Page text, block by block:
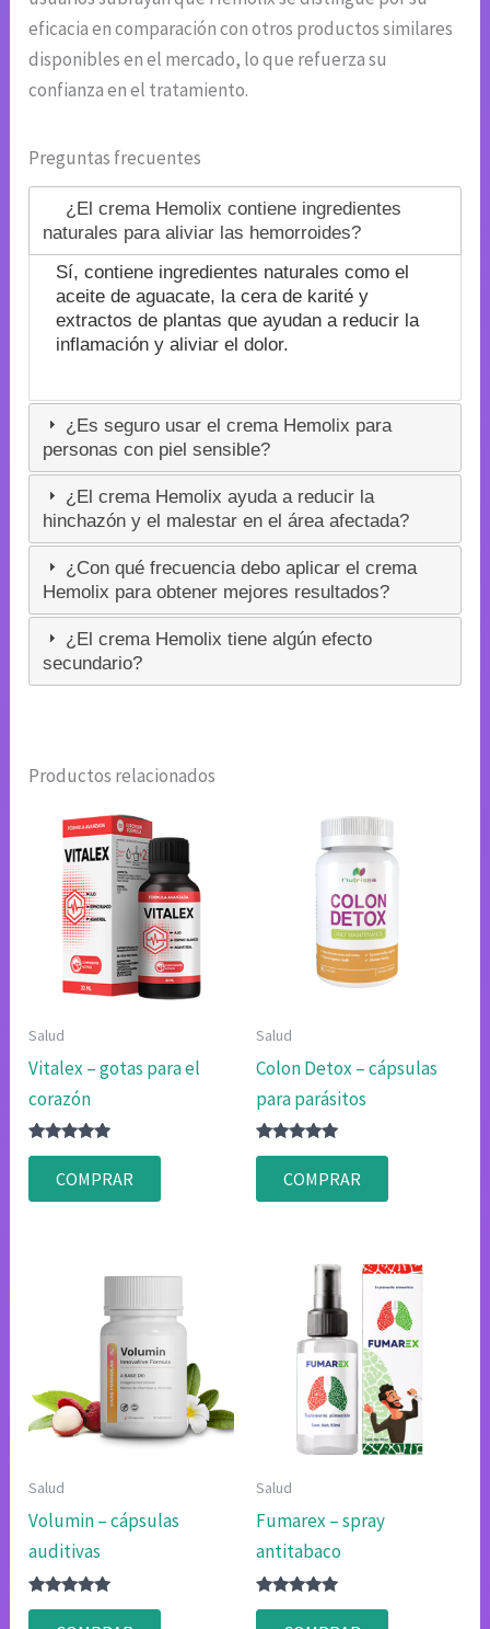
eficacia en comparación con otros productos similares
disponibles en el mercado, lo que refuerza su
confianza en el tratamiento.
Preguntas frecuentes
¿El crema Hemolix contiene ingredientes
naturales para aliviar las hemorroides?
Sí, contiene ingredientes naturales como el
aceite de aguacate, la cera de karité y
extractos de plantas que ayudan a reducir la
inflamación y aliviar el dolor.
¿Es seguro usar el crema Hemolix para
personas con piel sensible?
¿El crema Hemolix ayuda a reducir la
hinchazón y el malestar en el área afectada?
¿Con qué frecuencia debo aplicar el crema
Hemolix para obtener mejores resultados?
¿El crema Hemolix tiene algún efecto
secundario?
Productos relacionados
Salud
Vitalex – gotas para el
corazón
Valorado
4.83
de 5
COMPRAR
Salud
Colon Detox – cápsulas
para parásitos
Valorado
4.75
de 5
COMPRAR
Salud
Volumin – cápsulas
auditivas
Valorado
Salud
Fumarex – spray
antitabaco
Valorado